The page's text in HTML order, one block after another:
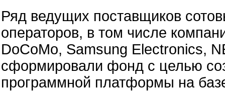
Ряд ведущих поставщиков
операторов, в том числе
DoCoMo, Samsung Electronics,
сформировали фонд с целью
программной платформы на